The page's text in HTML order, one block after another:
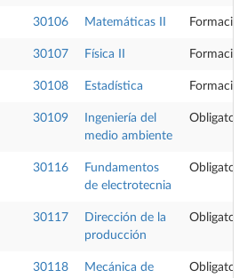
30106 Matemáticas II
30107 Física II
30108 Estadística
30109
Ingeniería del
medio ambiente
30116
Fundamentos
de electrotecnia
30117
Dirección de la
producción
30118
Mecánica de